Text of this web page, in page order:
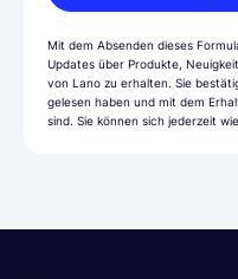
Mit dem Absenden dieses
Updates über Produkte,
von Lano zu erhalten. Sie
gelesen haben und mit dem
sind. Sie können sich jederzeit